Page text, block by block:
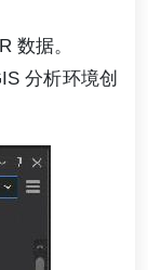
数据。
分析环境创